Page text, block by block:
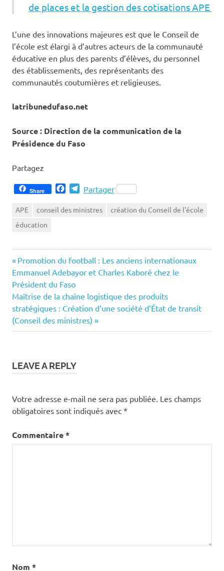
de places et la gestion des cotisations APE
L’une des innovations majeures est que le Conseil de
l’école est élargi à d’autres acteurs de la communauté
éducative en plus des parents d’élèves, du personnel
des établissements, des représentants des
communautés coutumières et religieuses.
latribunedufaso.net
Source : Direction de la communication de la
Présidence du Faso
Partagez
Share FacebookTelegram
Partager
APE conseil des ministres
création du Conseil de l'école
éducation
Navigation
de
l’article
Previous
Post:
Promotion du football : Les anciens internationaux
Emmanuel Adebayor et Charles Kaboré chez le
Président du Faso
Next
Post:
Maîtrise de la chaîne logistique des produits
stratégiques : Création d’une société d’État de transit
(Conseil des ministres)
LEAVE A REPLY
Votre adresse e-mail ne sera pas publiée. Les champs
obligatoires sont indiqués avec *
Commentaire*
Nom *